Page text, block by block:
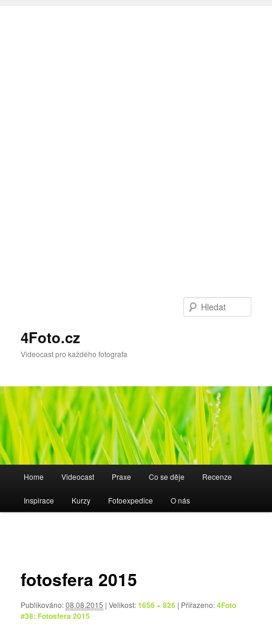
4Foto.cz
Videocast pro každého fotografa
navigační
Home Videocast Praxe Co se děje Recenze
Inspirace Kurzy Fotoexpedice O nás
fotosfera 2015
Publikováno:08.08.2015 | Velikost:1656 × 826 | Přiřazeno:4Foto
#38: Fotosfera 2015